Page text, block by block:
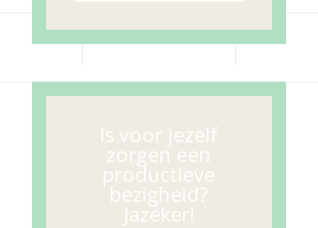
Is voor jezelf
zorgen een
productieve
bezigheid?
Jazeker!